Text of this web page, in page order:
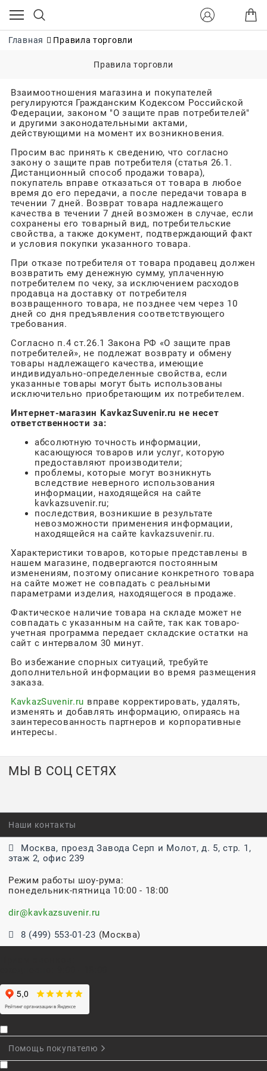
Главная Правила торговли
Правила торговли
Взаимоотношения магазина и покупателей
регулируются Гражданским Кодексом Российской
Федерации, законом "О защите прав потребителей"
и другими законодательными актами,
действующими на момент их возникновения.
Просим вас принять к сведению, что согласно
закону о защите прав потребителя (статья 26.1.
Дистанционный способ продажи товара),
покупатель вправе отказаться от товара в любое
время до его передачи, а после передачи товара в
течении 7 дней. Возврат товара надлежащего
качества в течении 7 дней возможен в случае, если
сохранены его товарный вид, потребительские
свойства, а также документ, подтверждающий факт
и условия покупки указанного товара.
При отказе потребителя от товара продавец должен
возвратить ему денежную сумму, уплаченную
потребителем по чеку, за исключением расходов
продавца на доставку от потребителя
возвращенного товара, не позднее чем через 10
дней со дня предъявления соответствующего
требования.
Согласно п.4 ст.26.1 Закона РФ «О защите прав
потребителей», не подлежат возврату и обмену
товары надлежащего качества, имеющие
индивидуально-определенные свойства, если
указанные товары могут быть использованы
исключительно приобретающим их потребителем.
Интернет-магазин KavkazSuvenir.ru не несет
ответственности за:
абсолютную точность информации,
касающуюся товаров или услуг, которую
предоставляют производители;
проблемы, которые могут возникнуть
вследствие неверного использования
информации, находящейся на сайте
kavkazsuvenir.ru;
последствия, возникшие в результате
невозможности применения информации,
находящейся на сайте kavkazsuvenir.ru.
Характеристики товаров, которые представлены в
нашем магазине, подвергаются постоянным
изменениям, поэтому описание конкретного товара
на сайте может не совпадать с реальными
параметрами изделия, находящегося в продаже.
Фактическое наличие товара на складе может не
совпадать с указанным на сайте, так как товаро-
учетная программа передает складские остатки на
сайт с интервалом 30 минут.
Во избежание спорных ситуаций, требуйте
дополнительной информации во время размещения
заказа.
KavkazSuvenir.ru вправе корректировать, удалять,
изменять и добавлять информацию, опираясь на
заинтересованность партнеров и корпоративные
интересы.
МЫ В СОЦ СЕТЯХ
Наши контакты
Москва, проезд Завода Серп и Молот, д. 5, стр. 1,
этаж 2, офис 239
Режим работы шоу-рума:
понедельник-пятница 10:00 - 18:00
dir@kavkazsuvenir.ru
8 (499) 553-01-23 (Москва)
Помощь покупателю